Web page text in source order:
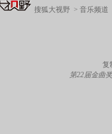
搜狐大视野 > 音乐频道
复
第22届金曲